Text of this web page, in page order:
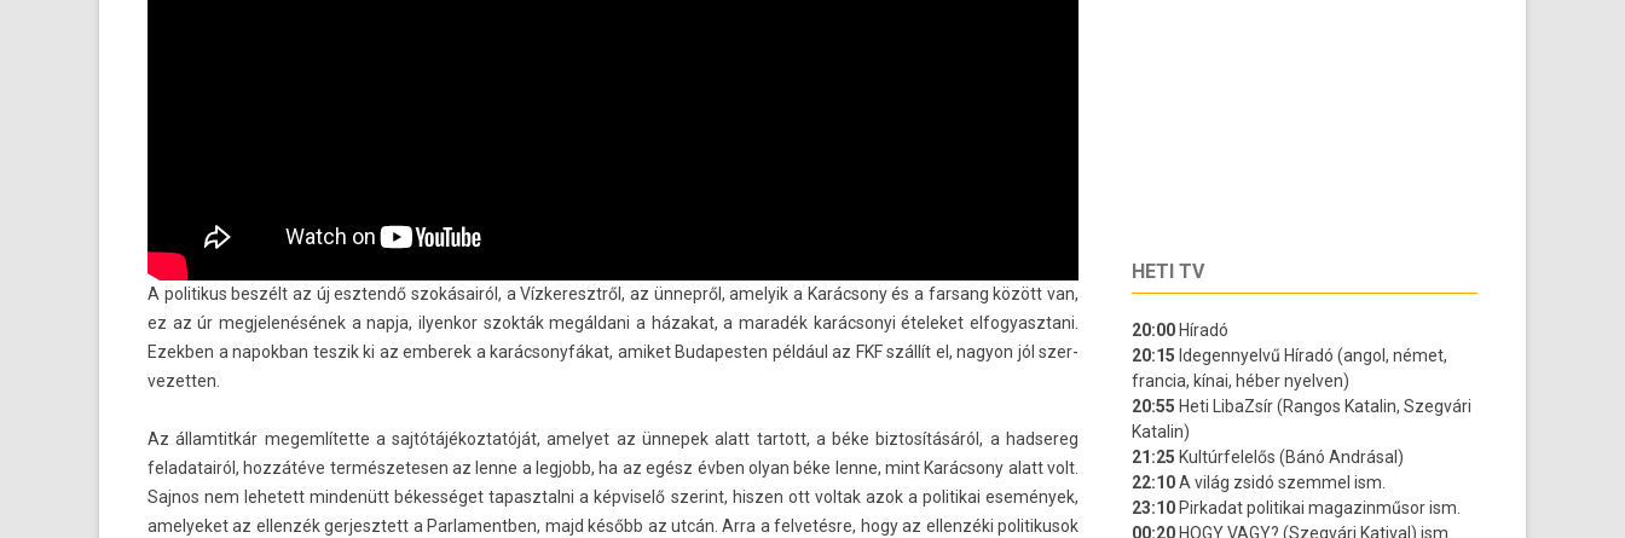
A politikus beszélt az új esztendő szokásairól, a Víz­keresztről, az ünnepről, amelyik a Karácsony és a far­sang között van,
ez az úr meg­jelenésének a napja, il­yen­kor szokták megáldani a házakat, a maradék karác­sonyi ételeket el­fogyasztani.
Ezekb­en a napok­ban tes­zik ki az em­berek a karác­sonyfákat, amiket Budapest­en például az FKF szállít el, nagyon jól szer­
vezett­en.
Az állam­titkár megem­lítet­te a saj­tótájékoz­tatóját, amelyet az ünnepek alatt tar­tott, a béke bi­ztosításáról, a had­sereg
feladatairól, hozzátéve ter­mészetes­en az lenne a leg­jobb, ha az egész évben olyan béke lenne, mint Karácsony alatt volt.
Saj­nos nem lehetett min­denütt békességet tapasztal­ni a kép­viselő szerint, hisz­en ott vol­tak azok a politikai események,
amelyeket az el­lenzék ger­jesztett a Par­lamentb­en, majd később az utcán. Arra a fel­vetés­re, hogy az el­lenzéki politikusok
HETI TV